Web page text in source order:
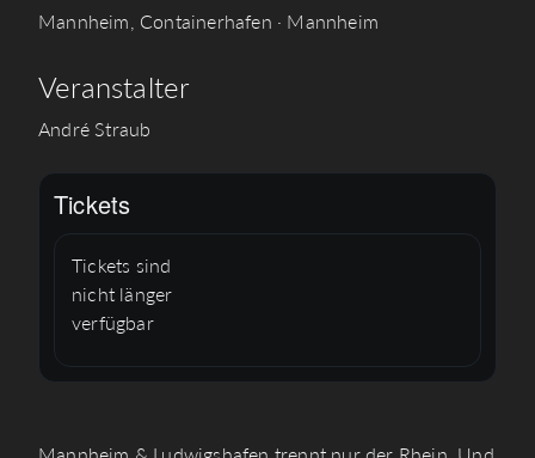
Mannheim, Containerhafen · Mannheim
Veranstalter
André Straub
Tickets
Tickets sind
nicht länger
verfügbar